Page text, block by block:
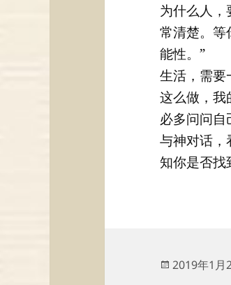
为什么人
常清楚。等
能性。”
生活，需要
这么做，我
必多问问自
与神对话，
知你是否找
发
2019年1月